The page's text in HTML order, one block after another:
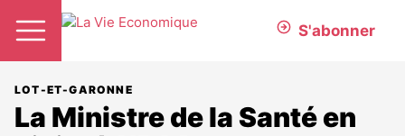
S'abonner
LOT-ET-GARONNE
La Ministre de la Santé en